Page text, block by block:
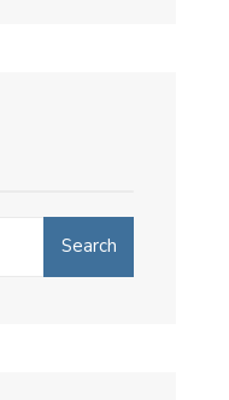
Search